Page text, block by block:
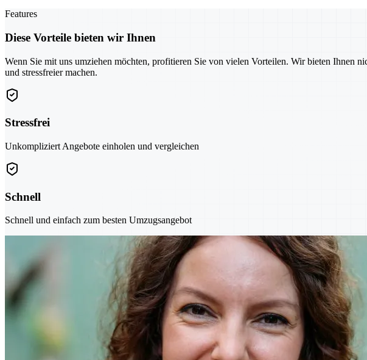
Features
Diese Vorteile bieten wir Ihnen
Wenn Sie mit uns umziehen möchten, profitieren Sie von vielen Vorteilen. Wir bieten Ihnen
und stressfreier machen.
Stressfrei
Unkompliziert Angebote einholen und vergleichen
Schnell
Schnell und einfach zum besten Umzugsangebot